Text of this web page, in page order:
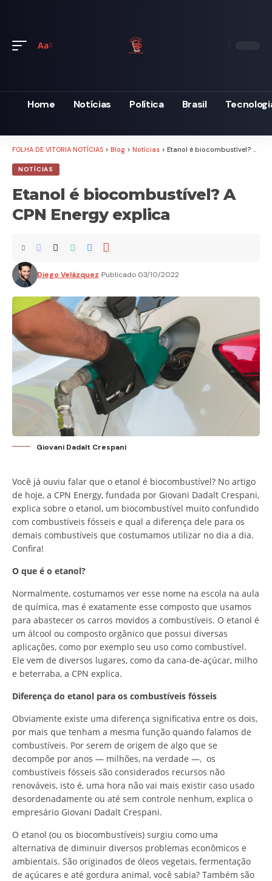
Font
Aa
Home Notícias Política Brasil
FOLHA DE VITORIA NOTÍCIAS > Blog > Notícias > Etanol é biocombustível? A CPN Energy explica
NOTÍCIAS
Etanol é biocombustível? A
CPN Energy explica
Diego Velázquez Publicado 03/10/2022
Giovani Dadalt Crespani
Você já ouviu falar que o etanol é biocombustível? No artigo
de hoje, a CPN Energy, fundada por Giovani Dadalt Crespani,
explica sobre o etanol, um biocombustível muito confundido
com combustíveis fósseis e qual a diferença dele para os
demais combustíveis que costumamos utilizar no dia a dia.
Confira!
O que é o etanol?
Normalmente, costumamos ver esse nome na escola na aula
de química, mas é exatamente esse composto que usamos
para abastecer os carros movidos a combustíveis. O etanol é
um álcool ou composto orgânico que possui diversas
aplicações, como por exemplo seu uso como combustível.
Ele vem de diversos lugares, como da cana-de-açúcar, milho
e beterraba, a CPN explica.
Diferença do etanol para os combustíveis fósseis
Obviamente existe uma diferença significativa entre os dois,
por mais que tenham a mesma função quando falamos de
combustíveis. Por serem de origem de algo que se
decompõe por anos — milhões, na verdade —, os
combustíveis fósseis são considerados recursos não
renováveis, isto é, uma hora não vai mais existir caso usado
desordenadamente ou até sem controle nenhum, explica o
empresário Giovani Dadalt Crespani.
O etanol (ou os biocombustíveis) surgiu como uma
alternativa de diminuir diversos problemas econômicos e
ambientais. São originados de óleos vegetais, fermentação
de açúcares e até gordura animal, você sabia? Também são